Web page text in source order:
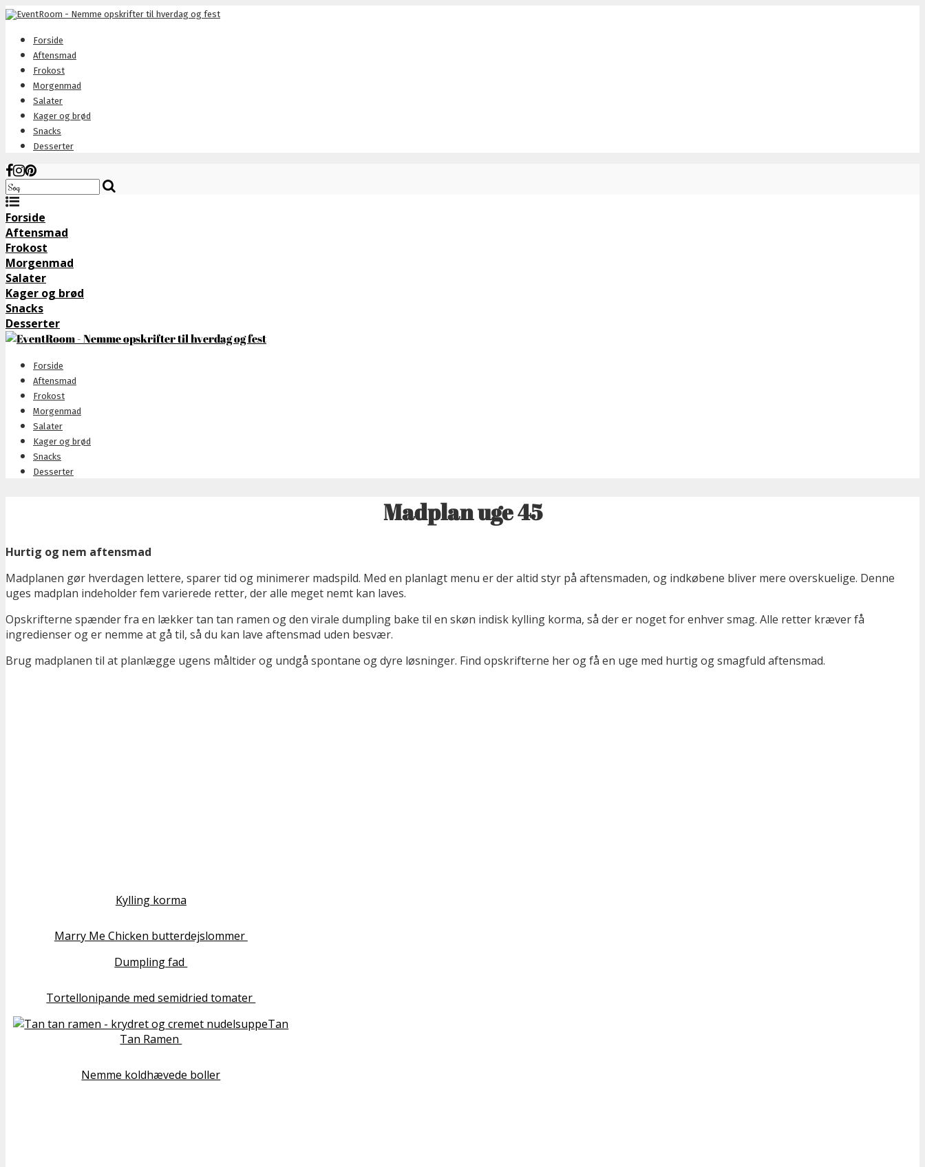
Forside
Aftensmad
Frokost
Morgenmad
Salater
Kager og brød
Snacks
Desserter
Forside
Aftensmad
Frokost
Morgenmad
Salater
Kager og brød
Snacks
Desserter
Forside
Aftensmad
Frokost
Morgenmad
Salater
Kager og brød
Snacks
Desserter
Madplan uge 45
Hurtig og nem aftensmad
Madplanen gør hverdagen lettere, sparer tid og minimerer madspild. Med en planlagt menu er der altid styr på aftensmaden, og indkøbene bliver mere overskuelige. Denne
uges madplan indeholder fem varierede retter, der alle meget nemt kan laves.
Opskrifterne spænder fra en lækker tan tan ramen og den virale dumpling bake til en skøn indisk kylling korma, så der er noget for enhver smag. Alle retter kræver få
ingredienser og er nemme at gå til, så du kan lave aftensmad uden besvær.
Brug madplanen til at planlægge ugens måltider og undgå spontane og dyre løsninger. Find opskrifterne her og få en uge med hurtig og smagfuld aftensmad.
Kylling korma
Marry Me Chicken butterdejslommer
Dumpling fad
Tortellonipande med semidried tomater
Tan
Tan Ramen
Nemme koldhævede boller